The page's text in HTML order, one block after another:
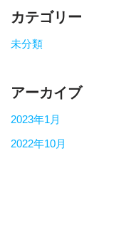
カテゴリー
未分類
アーカイブ
2023年1月
2022年10月